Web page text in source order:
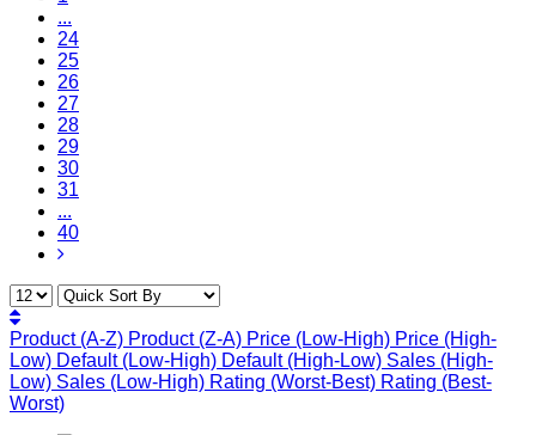
...
24
25
26
27
28
29
30
31
...
40
Product (A-Z) Product (Z-A) Price (Low-High) Price (High-
Low) Default (Low-High) Default (High-Low) Sales (High-
Low) Sales (Low-High) Rating (Worst-Best) Rating (Best-
Worst)